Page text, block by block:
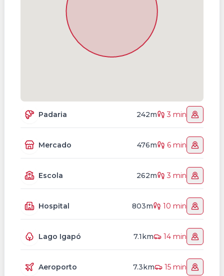
Padaria 242m 3 min
Mercado 476m 6 min
Escola 262m 3 min
Hospital 803m 10 min
Lago Igapó 7.1km 14 min
Aeroporto 7.3km 15 min